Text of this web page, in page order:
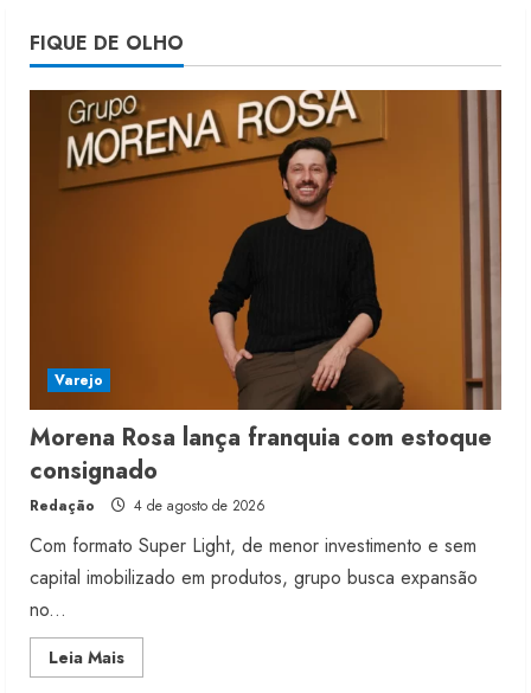
5
Projeto testa passaporte digital na
moda nacional
4 de agosto de 2026
FIQUE DE OLHO
Varejo
Morena Rosa lança franquia com estoque
consignado
Redação 4 de agosto de 2026
Com formato Super Light, de menor investimento e sem
capital imobilizado em produtos, grupo busca expansão
no...
Leia MaisRead
more